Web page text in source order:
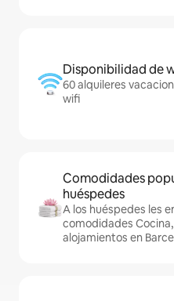
Disponibilidad de
60 alquileres
wifi
Comodidades
huéspedes
A los huéspedes les
comodidades
alojamientos en